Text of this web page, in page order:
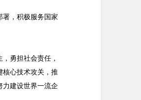
署，积极服务国家
勇担社会责任，
核心技术攻关，推
力建设世界一流企